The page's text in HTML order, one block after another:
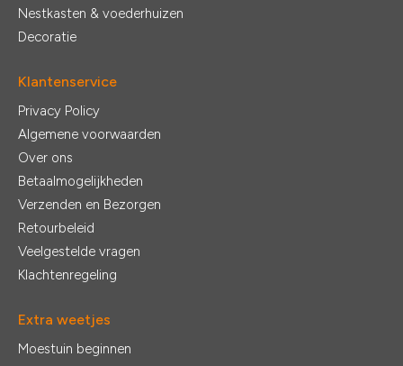
Nestkasten & voederhuizen
Decoratie
Klantenservice
Privacy Policy
Algemene voorwaarden
Over ons
Betaalmogelijkheden
Verzenden en Bezorgen
Retourbeleid
Veelgestelde vragen
Klachtenregeling
Extra weetjes
Moestuin beginnen